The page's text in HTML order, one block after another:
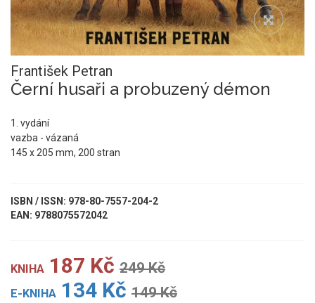
František Petran
Černí husaři a probuzený démon
1. vydání
vazba - vázaná
145 x 205 mm, 200 stran
ISBN / ISSN: 978-80-7557-204-2
EAN: 9788075572042
KNIHA 187 Kč 249 Kč
E-KNIHA 134 Kč 149 Kč